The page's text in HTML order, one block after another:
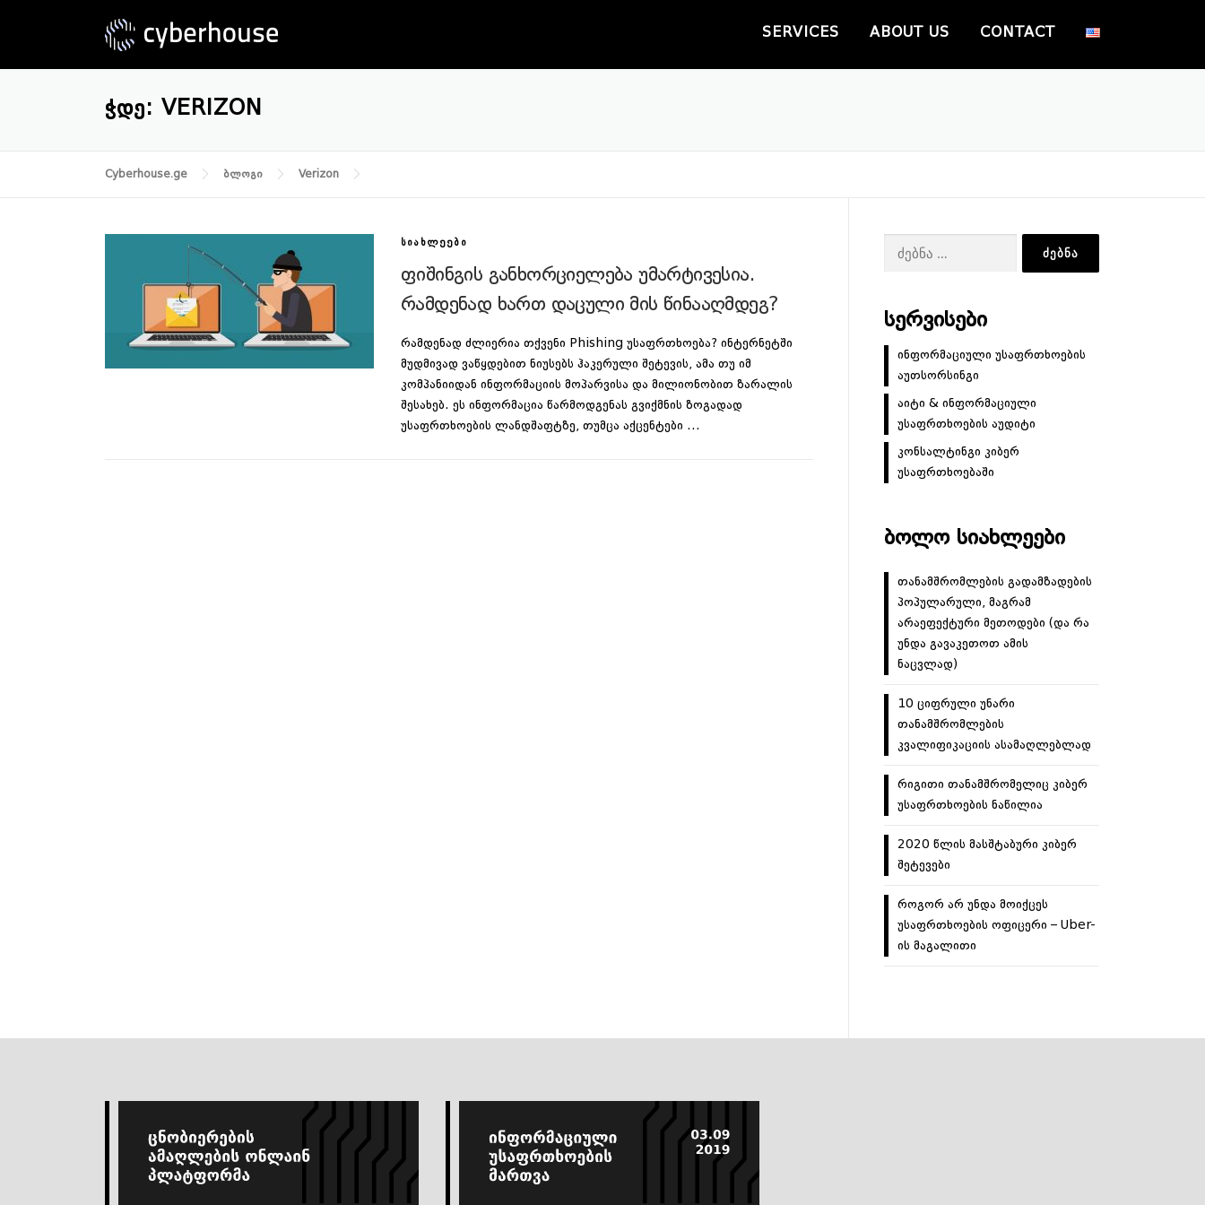
SERVICES ABOUT US CONTACT
ᲭᲓᲔ: VERIZON
Cyberhouse.ge ბლოგი Verizon
ᲡᲘᲐᲮᲚᲔᲔᲑᲘ
ფიშინგის განხორციელება უმარტივესია.
რამდენად ხართ დაცული მის წინააღმდეგ?
რამდენად ძლიერია თქვენი Phishing უსაფრთხოება? ინტერნეტში
მუდმივად ვაწყდებით ნიუსებს ჰაკერული შეტევის, ამა თუ იმ
კომპანიიდან ინფორმაციის მოპარვისა და მილიონობით ზარალის
შესახებ. ეს ინფორმაცია წარმოდგენას გვიქმნის ზოგადად
უსაფრთხოების ლანდშაფტზე, თუმცა აქცენტები …
ძებნა:
ᲡᲔᲠᲕᲘᲡᲔᲑᲘ
ინფორმაციული უსაფრთხოების
აუთსორსინგი
აიტი & ინფორმაციული
უსაფრთხოების აუდიტი
კონსალტინგი კიბერ
უსაფრთხოებაში
ᲑᲝᲚᲝ ᲡᲘᲐᲮᲚᲔᲔᲑᲘ
თანამშრომლების გადამზადების
პოპულარული, მაგრამ
არაეფექტური მეთოდები (და რა
უნდა გავაკეთოთ ამის
ნაცვლად)
10 ციფრული უნარი
თანამშრომლების
კვალიფიკაციის ასამაღლებლად
რიგითი თანამშრომელიც კიბერ
უსაფრთხოების ნაწილია
2020 წლის მასშტაბური კიბერ
შეტევები
როგორ არ უნდა მოიქცეს
უსაფრთხოების ოფიცერი – Uber-
ის მაგალითი